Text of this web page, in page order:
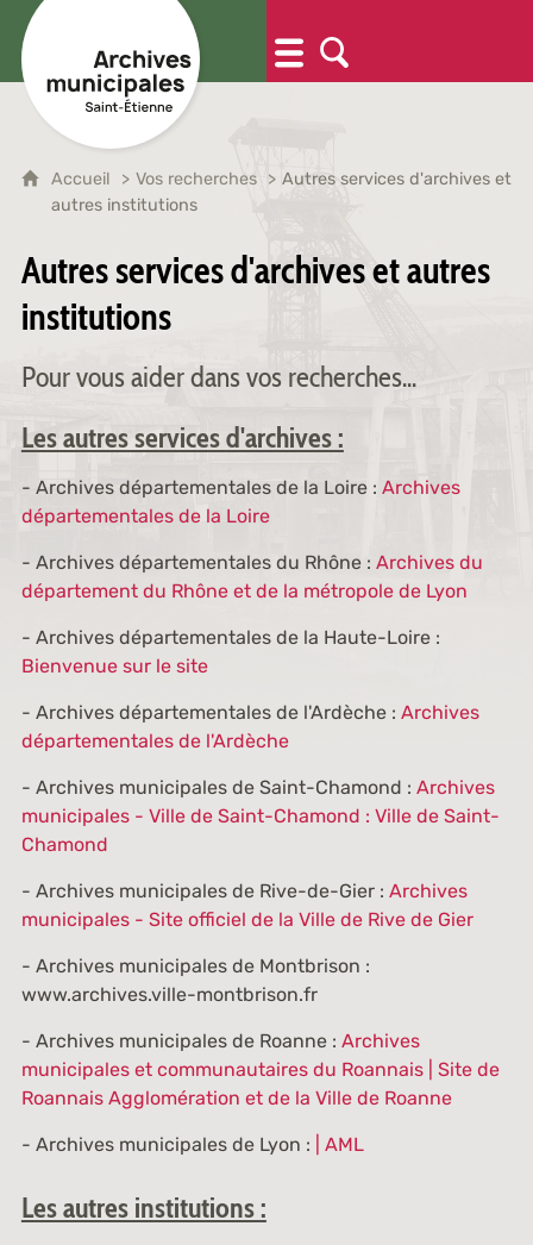
Accueil Vos recherches
Autres services d'archives et
autres institutions
Autres services d'archives et autres
institutions
Pour vous aider dans vos recherches...
Les autres services d'archives :
- Archives départementales de la Loire : Archives
départementales de la Loire
- Archives départementales du Rhône : Archives du
département du Rhône et de la métropole de Lyon
- Archives départementales de la Haute-Loire :
Bienvenue sur le site
- Archives départementales de l'Ardèche : Archives
départementales de l'Ardèche
- Archives municipales de Saint-Chamond : Archives
municipales - Ville de Saint-Chamond : Ville de Saint-
Chamond
- Archives municipales de Rive-de-Gier : Archives
municipales - Site officiel de la Ville de Rive de Gier
- Archives municipales de Montbrison :
www.archives.ville-montbrison.fr
- Archives municipales de Roanne : Archives
municipales et communautaires du Roannais | Site de
Roannais Agglomération et de la Ville de Roanne
- Archives municipales de Lyon : | AML
Les autres institutions :